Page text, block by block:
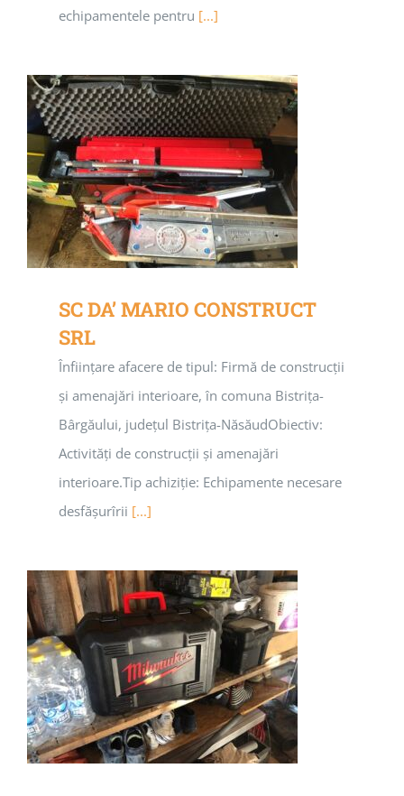
echipamentele pentru [...]
SC DA’ MARIO CONSTRUCT
SRL
Înființare afacere de tipul: Firmă de construcții
și amenajări interioare, în comuna Bistrița-
Bârgăului, județul Bistrița-NăsăudObiectiv:
Activități de construcții și amenajări
interioare.Tip achiziție: Echipamente necesare
desfășurîrii [...]